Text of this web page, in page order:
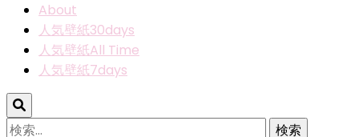
About
人気壁紙30days
人気壁紙All Time
人気壁紙7days
検